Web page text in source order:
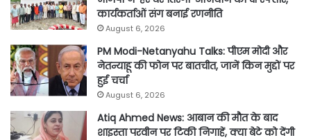
कार्यकर्ताओं संग बनाई रणनीति
August 6, 2026
PM Modi-Netanyahu Talks: पीएम मोदी और
नेतन्याहू की फोन पर बातचीत, जानें किन मुद्दों पर
हुई चर्चा
August 6, 2026
Atiq Ahmed News: आबान की मौत के बाद
शाइस्ता परवीन पर टिकी निगाहें, क्या बेटे को देंगी